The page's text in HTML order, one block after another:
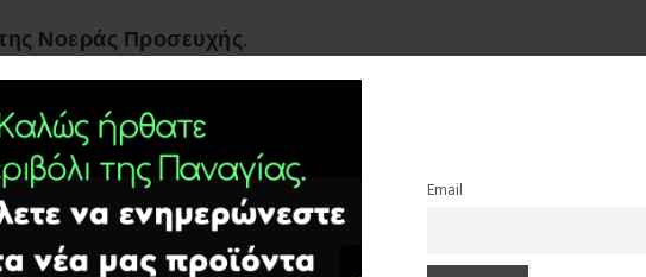
Email
Νοεράς Προσευχής.
για τη διατήρηση της καθαρότητας του νου, οι μοναχοί του Αγίου Όρους
Κάθε κόμπος του, πλεγμένος με πίστη, νηστεία και προσευχή, βοηθά
Ιησού Χριστέ, Ελέησόν Με»
και απειλητικός, τόσο εμείς οφείλουμε να επιστρέφουμε στην απλότητα
ασφαλές λιμάνι μας. Είναι η ασπίδα που κρατά την ψυχή μας ζωντανή,
100-kobon-3/